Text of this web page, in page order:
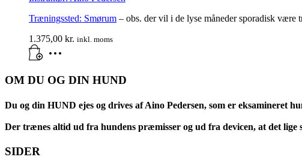
Træningssted: Smørum – obs. der vil i de lyse måneder sporadisk
1.375,00 kr. inkl. moms
OM DU OG DIN HUND
Du og din HUND ejes og drives af Aino Pedersen, som er
Der trænes altid ud fra hundens præmisser og ud fra devicen, at det lige
SIDER